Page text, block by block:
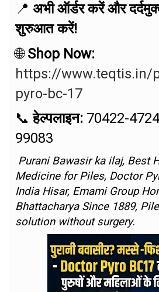
📍 अभी ऑर्डर करें और
शुरुआत करें!
🌐Shop Now:
https://www.teqtis.in/
pyro-bc-17
📞हेल्पलाइन: 70422-
99083
Purani Bawasir ka ilaj, Best
Medicine for Piles, Doctor
India Hisar, Emami Group
Bhattacharya Since 1889,
solution without surgery.